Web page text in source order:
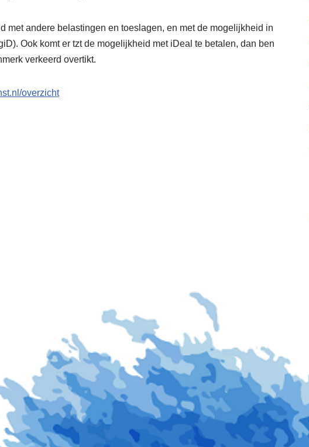
met andere belastingen en toeslagen, en met de mogelijkheid in
Ook komt er tzt de mogelijkheid met iDeal te betalen, dan ben
verkeerd overtikt.
overzicht